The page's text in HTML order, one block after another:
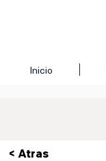
Inicio
< Atras